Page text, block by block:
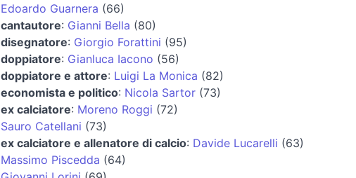
Edoardo Guarnera (66)
cantautore: Gianni Bella (80)
disegnatore: Giorgio Forattini (95)
doppiatore: Gianluca Iacono (56)
doppiatore e attore: Luigi La Monica (82)
economista e politico: Nicola Sartor(73)
ex calciatore: Moreno Roggi (72)
Sauro Catellani (73)
ex calciatore e allenatore di calcio: Davide Lucarelli (63)
Massimo Piscedda (64)